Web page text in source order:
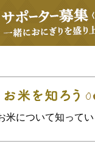
米について知ってい